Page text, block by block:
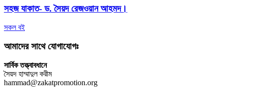
সহজ যাকাত- ড. সৈয়দ রেজওয়ান আহমদ।
সকল বই
আমাদের সাথে যোগাযোগঃ
সার্বিক তত্ত্বাবধানে
সৈয়দ হাম্মাদুল করীম
hammad@zakatpromotion.org